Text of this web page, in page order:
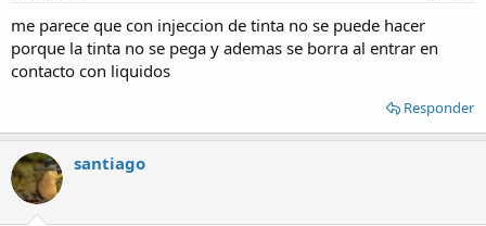
me parece que con injeccion de tinta no se puede hacer
porque la tinta no se pega y ademas se borra al entrar en
contacto con liquidos
Responder
santiago